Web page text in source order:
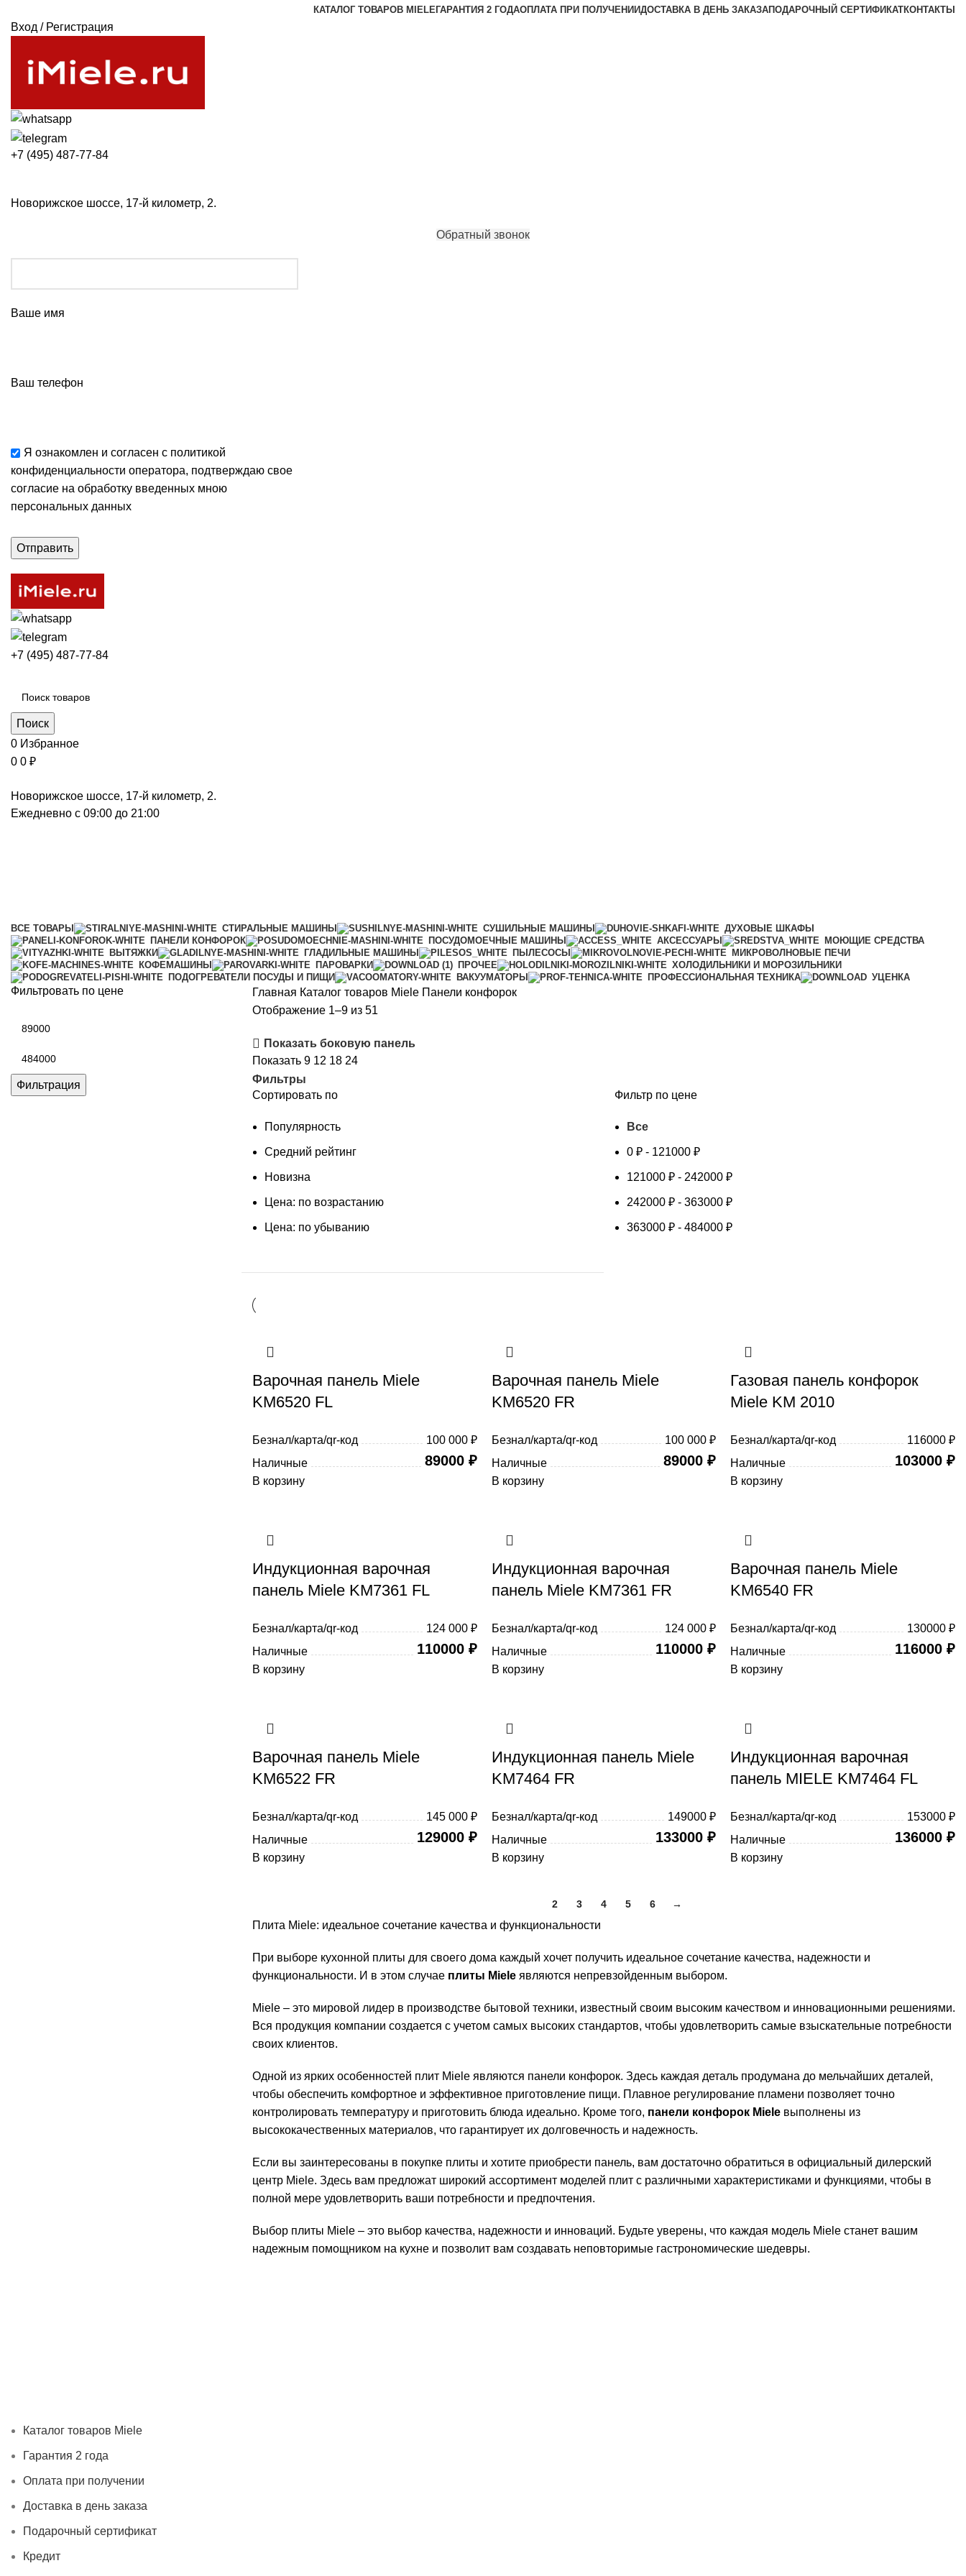
КАТАЛОГ ТОВАРОВ MIELEГАРАНТИЯ 2 ГОДАОПЛАТА ПРИ ПОЛУЧЕНИИДОСТАВКА В ДЕНЬ ЗАКАЗАПОДАРОЧНЫЙ СЕРТИФИКАТКОНТАКТЫ
Вход / Регистрация
+7 (495) 487-77-84
Новорижское шоссе, 17-й километр, 2.
Обратный звонок
Ваше имя
Ваш телефон
Я ознакомлен и согласен с политикой
конфиденциальности оператора, подтверждаю свое
согласие на обработку введенных мною
персональных данных
+7 (495) 487-77-84
Поиск
0 Избранное
0 0 ₽
Новорижское шоссе, 17-й километр, 2.
Ежедневно с 09:00 до 21:00
ВСЕ ТОВАРЫ СТИРАЛЬНЫЕ МАШИНЫ СУШИЛЬНЫЕ МАШИНЫ
ДУХОВЫЕ ШКАФЫ
ПАНЕЛИ КОНФОРОК
ПОСУДОМОЕЧНЫЕ МАШИНЫ АКСЕССУАРЫ
МОЮЩИЕ СРЕДСТВА
ВЫТЯЖКИ
ГЛАДИЛЬНЫЕ МАШИНЫ ПЫЛЕСОСЫ
МИКРОВОЛНОВЫЕ ПЕЧИ
КОФЕМАШИНЫ
ПАРОВАРКИ ПРОЧЕЕ
ХОЛОДИЛЬНИКИ И МОРОЗИЛЬНИКИ
ПОДОГРЕВАТЕЛИ ПОСУДЫ И ПИЩИ
ВАКУУМАТОРЫ ПРОФЕССИОНАЛЬНАЯ ТЕХНИКА УЦЕНКА
Фильтровать по цене
Фильтрация
Главная Каталог товаров Miele Панели конфорок
Отображение 1–9 из 51
возрастанию
Показать боковую панель
Показать 9 12 18 24
Фильтры
Сортировать по
Популярность
Средний рейтинг
Новизна
Цена: по возрастанию
Цена: по убыванию
Фильтр по цене
Все
0 ₽ - 121000 ₽
121000 ₽ - 242000 ₽
242000 ₽ - 363000 ₽
363000 ₽ - 484000 ₽
Варочная панель Miele
KM6520 FL
Безнал/карта/qr-код
100 000 ₽
Наличные
89000 ₽
В корзину
Варочная панель Miele
KM6520 FR
Безнал/карта/qr-код
100 000 ₽
Наличные
89000₽
В корзину
Газовая панель конфорок
Miele KM 2010
Безнал/карта/qr-код
116000 ₽
Наличные
103000 ₽
В корзину
Индукционная варочная
панель Miele KM7361 FL
Безнал/карта/qr-код
124 000 ₽
Наличные
110000 ₽
В корзину
Индукционная варочная
панель Miele KM7361 FR
Безнал/карта/qr-код
124 000 ₽
Наличные
110000₽
В корзину
Варочная панель Miele
KM6540 FR
Безнал/карта/qr-код
130000 ₽
Наличные
116000 ₽
В корзину
Варочная панель Miele
KM6522 FR
Безнал/карта/qr-код
145 000 ₽
Наличные
129000 ₽
В корзину
Индукционная панель Miele
KM7464 FR
Безнал/карта/qr-код
149000 ₽
Наличные
133000₽
В корзину
Индукционная варочная
панель MIELE KM7464 FL
Безнал/карта/qr-код
153000 ₽
Наличные
136000 ₽
В корзину
2 3 4 5 6 →
Плита Miele: идеальное сочетание качества и функциональности
При выборе кухонной плиты для своего дома каждый хочет получить идеальное сочетание качества, надежности и
функциональности. И в этом случае плиты Miele являются непревзойденным выбором.
Miele – это мировой лидер в производстве бытовой техники, известный своим высоким качеством и инновационными решениями.
Вся продукция компании создается с учетом самых высоких стандартов, чтобы удовлетворить самые взыскательные потребности
своих клиентов.
Одной из ярких особенностей плит Miele являются панели конфорок. Здесь каждая деталь продумана до мельчайших деталей,
чтобы обеспечить комфортное и эффективное приготовление пищи. Плавное регулирование пламени позволяет точно
контролировать температуру и приготовить блюда идеально. Кроме того, панели конфорок Miele выполнены из
высококачественных материалов, что гарантирует их долговечность и надежность.
Если вы заинтересованы в покупке плиты и хотите приобрести панель, вам достаточно обратиться в официальный дилерский
центр Miele. Здесь вам предложат широкий ассортимент моделей плит с различными характеристиками и функциями, чтобы в
полной мере удовлетворить ваши потребности и предпочтения.
Выбор плиты Miele – это выбор качества, надежности и инноваций. Будьте уверены, что каждая модель Miele станет вашим
надежным помощником на кухне и позволит вам создавать неповторимые гастрономические шедевры.
Каталог товаров Miele
Гарантия 2 года
Оплата при получении
Доставка в день заказа
Подарочный сертификат
Кредит